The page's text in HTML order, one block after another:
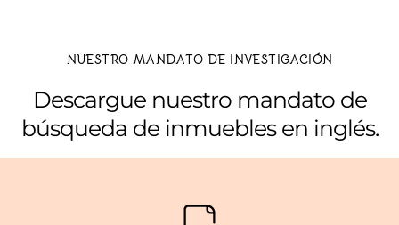
NUESTRO MANDATO DE INVESTIGACIÓN
Descargue nuestro mandato de
búsqueda de inmuebles en inglés.